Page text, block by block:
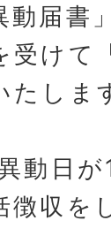
動届書
受けて
たしま
動日
徴収を